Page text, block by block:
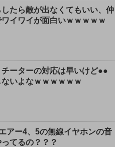
したら敵が出なくてもいい、仲
イワイが面白いｗｗｗｗｗ
チーターの対応は早いけど●●
いよなｗｗｗｗｗｗ
アー4、5の無線イヤホンの音
てるの？？？